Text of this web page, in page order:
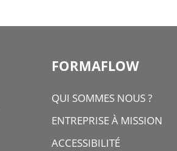
FORMAFLOW
QUI SOMMES NOUS ?
ENTREPRISE À MISSION
ACCESSIBILITÉ